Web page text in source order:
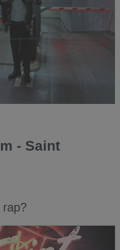
- Saint
rap?